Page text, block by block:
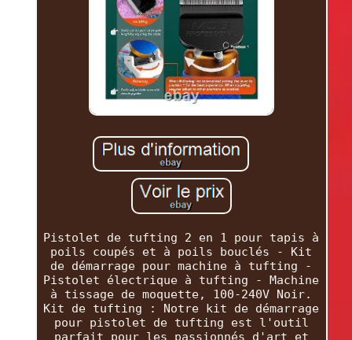
Pistolet de tufting 2 en 1 pour tapis à
poils coupés et à poils bouclés - Kit
de démarrage pour machine à tufting -
Pistolet électrique à tufting - Machine
à tissage de moquette, 100-240V Noir.
Kit de tufting : Notre kit de démarrage
pour pistolet de tufting est l'outil
parfait pour les passionnés d'art et